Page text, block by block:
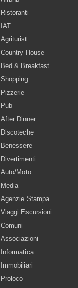
Ristoranti
IAT
Agriturist
Country House
Bed & Breakfast
Shopping
Pizzerie
Pub
After Dinner
Discoteche
Benessere
Divertimenti
Auto/Moto
Media
Agenzie Stampa
Viaggi Escursioni
Comuni
Associazioni
Informatica
Immobiliari
Proloco